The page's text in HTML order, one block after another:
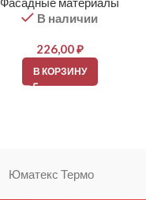
В наличии
226,00₽
В КОРЗИНУ
Юматекс Термо